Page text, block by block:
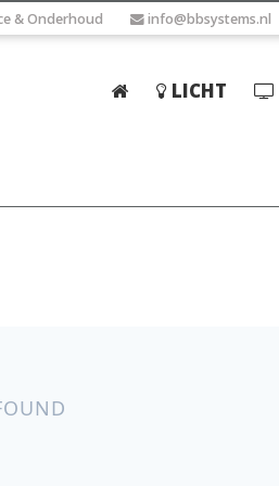
& Onderhoud info@bbsystems.nl
Licht
Webshop
LICHT